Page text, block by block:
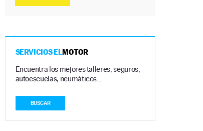
SERVICIOS ELMOTOR
Encuentra los mejores talleres, seguros,
autoescuelas, neumáticos…
BUSCAR